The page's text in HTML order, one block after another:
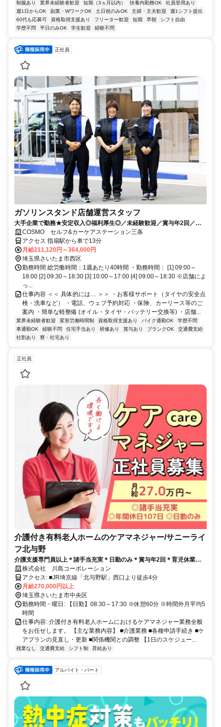
制服あり 業界未経験者歓迎 短期（3ヵ月以内） 扶養内勤務OK
社員登用あり
週1日からOK
副業・WワークOK 土日祝のみOK 主婦・主夫歓迎
週1シフト提出
60代も応募可
資格取得支援あり フリーター歓迎 短期 早朝
シフト自由
学歴不問
平日のみOK 学生歓迎 経験不問
正社員
ガソリンスタンド店舗運営スタッフ
大手企業で勤務★安定収入◎福利厚生◎／未経験歓迎／賞与年2回／月9
～12日休み+休暇制度も充実◎／サービス残業無し
COSMO セルフ&カーケアステーション三条
アクセス 指扇駅から車で13分
月給211,120円～364,000円
埼玉県さいたま市西区
勤務時間 総労働時間：1週あたり40時間 ・勤務時間： [1] 09:00～
18:00 [2] 09:30～18:30 [3] 10:00～17:00 [4] 09:00～18:30 ※店舗によ
っ...
仕事内容 ＜＜ 具体的には… ＞＞ ・お客様サポート（タイヤの安全点
検・洗車など） ・電話、ウェブ予約対応 ・保険、カーリース等のご
案内 ・簡単な軽整備 (オイル・タイヤ・バッテリー交換等) ・店舗...
業界未経験者歓迎 変形労働時間制 資格取得支援あり バイク通勤OK
学歴不問
車通勤OK
経験不問 住宅手当あり 研修あり 賞与あり ブランクOK
交通費支給
社割あり
寮・社宅あり
正社員
介護付き有料老人ホームのケアマネジャー/サニーライ
フ北与野
介護支援専門員以上＊諸手当充実＊日勤のみ＊賞与年2回＊育児休業取
得実績あり＊社内食あり＊安定した大手企業で働きませんか？
株式会社 川島コーポレーション
アクセス: ■JR埼京線「北与野駅」西口より徒歩4分
月給270,000円以上
埼玉県さいたま市中央区
勤務時間・曜日: 【日勤】08:30～17:30 ※休憩60分 ※時間外月平均5
時間
仕事内容: 介護付き有料老人ホームにおけるケアマネジャー業務全般
をお任せします。 【主な業務内容】 ■介護業務 ■各種申請手続き ■ケ
アプランの見直し・更新 ■関係機関との調整 【1日のスケジュー...
残業なし 交通費支給 シフト制 昇給あり
アルバイト・パート